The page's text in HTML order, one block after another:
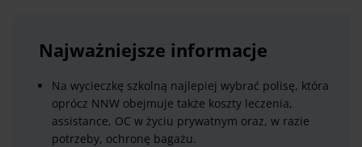
Najważniejsze informacje
Na wycieczkę szkolną najlepiej wybrać polisę, która
oprócz NNW obejmuje także koszty leczenia,
assistance, OC w życiu prywatnym oraz, w razie
potrzeby, ochronę bagażu.